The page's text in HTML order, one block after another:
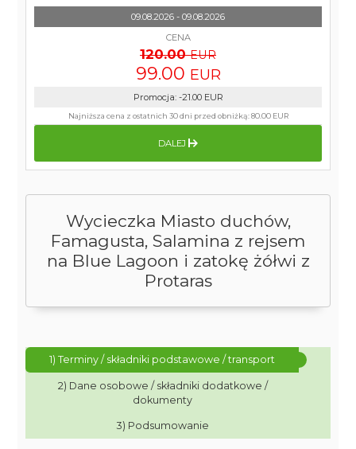
Wycieczka Miasto duchów,
Famagusta, Salamina z rejsem
na Blue Lagoon i zatokę żółwi z
Protaras
1) Terminy / składniki podstawowe / transport
2) Dane osobowe / składniki dodatkowe /
dokumenty
3) Podsumowanie
09.08.2026 - 09.08.2026
CENA
120.00 EUR
99.00 EUR
Promocja: -21.00 EUR
Najniższa cena z ostatnich 30 dni przed obniżką:80.00 EUR
DALEJ